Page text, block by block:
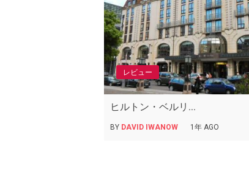
レビュー
ヒルトン・ベルリ...
BY DAVID IWANOW 1年 AGO